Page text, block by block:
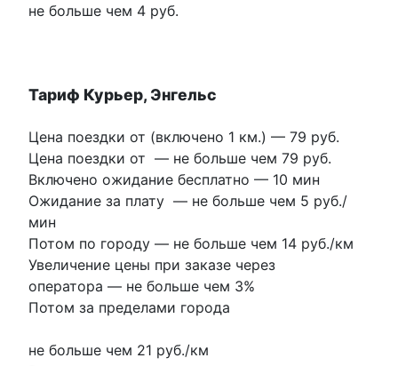
не больше чем 4 руб.
Тариф Курьер, Энгельс
Цена поездки от (включено 1 км.) — 79 руб.
Цена поездки от — не больше чем 79 руб.
Включено ожидание бесплатно — 10 мин
Ожидание за плату — не больше чем 5 руб./
мин
Потом по городу — не больше чем 14 руб./км
Увеличение цены при заказе через
оператора — не больше чем 3%
Потом за пределами города
не больше чем 21 руб./км